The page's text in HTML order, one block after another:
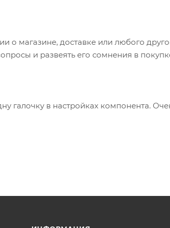
магазине, доставке или любого
и развеять его сомнения в
галочку в настройках компонента.